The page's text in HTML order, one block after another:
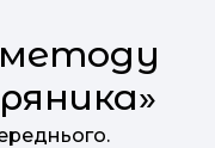
методу